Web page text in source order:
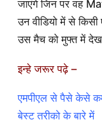
जाएंगे जिन पर वह
उन वीडियो में से
उस मैच को मुफ्त में
इन्हे जरूर पढ़े –
एमपीएल से पैसे केसे
बेस्ट तरीको के बारे में